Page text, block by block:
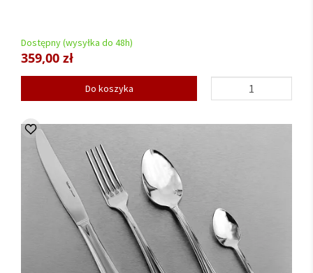
Dostępny (wysyłka do 48h)
359,00 zł
Do koszyka